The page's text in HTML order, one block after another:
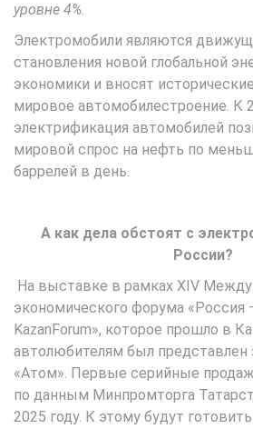
уровне 4%.
Электромобили являются
становления новой глобальной
экономики и вносят
мировое автомобилестроение. К
электрификация автомобилей
мировой спрос на нефть по
баррелей в день.
А как дела обстоят с
России?
На выставке в рамках XIV
экономического форума
KazanForum», которое прошло в
автолюбителям был представлен
«Атом». Первые серийные
по данным Минпромторга
2025 году. К этому будут